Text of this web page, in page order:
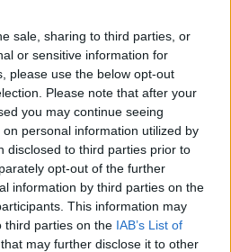
sale, sharing to third parties, or
or sensitive information for
please use the below opt-out
Please note that after your
you may continue seeing
personal information utilized by
disclosed to third parties prior to
opt-out of the further
information by third parties on the
This information may
third parties on the IAB’s List of
that may further disclose it to other
Szoboszlait láttam
már a Red
meggyőző volt, ahogy
is jól teljesített az első
futballista, aki
rendelkezik,
képes a
fizikális játékos, remek
jut a 16-oson belülre is,
Ha valaki,